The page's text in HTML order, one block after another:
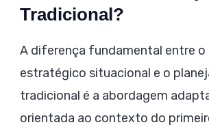
Tradicional?
A diferença fundamental entre
estratégico situacional e o
tradicional é a abordagem
orientada ao contexto do